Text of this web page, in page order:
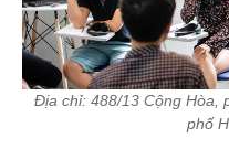
Địa chỉ: 488/13 Cộng Hòa,
phố